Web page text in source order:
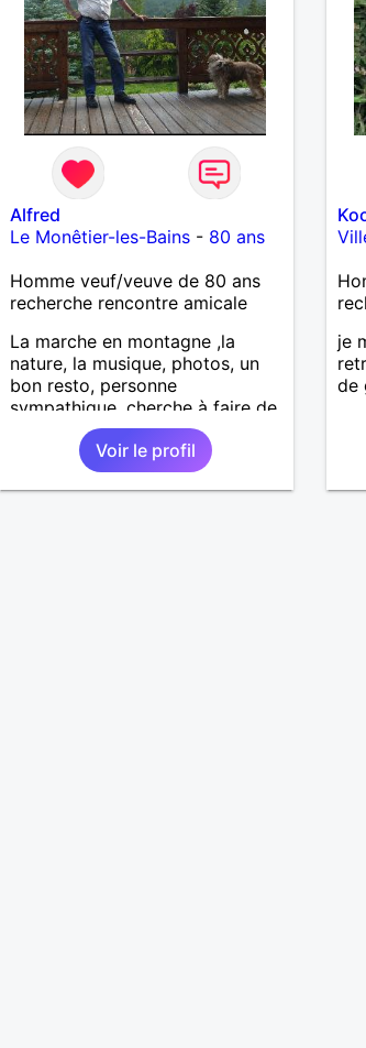
Alfred
Le Monêtier-les-Bains- 80 ans
Homme veuf/veuve de 80 ans
recherche rencontre amicale
La marche en montagne ,la
nature, la musique, photos, un
bon resto, personne
sympathique, cherche à faire de
nouvelles connaissances .
Voir le profil
je
de